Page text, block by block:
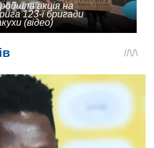
акція на
123-ї бригади
(відео)